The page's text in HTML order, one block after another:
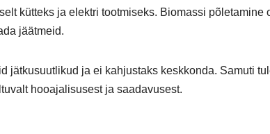
kütteks ja elektri tootmiseks. Biomassi põletamine
jäätmeid.
jätkusuutlikud ja ei kahjustaks keskkonda. Samuti
hooajalisusest ja saadavusest.